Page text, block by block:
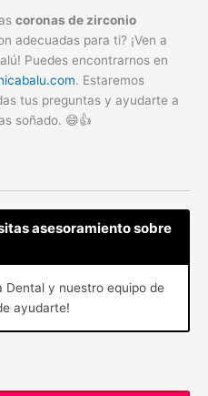
coronas de zirconio
adecuadas para ti? ¡Ven a
Puedes encontrarnos en
. Estaremos
tus preguntas y ayudarte a
soñado. 😄👍
asesoramiento sobre
Dental y nuestro equipo de
ayudarte!